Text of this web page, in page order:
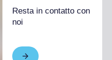
Resta in contatto con
noi